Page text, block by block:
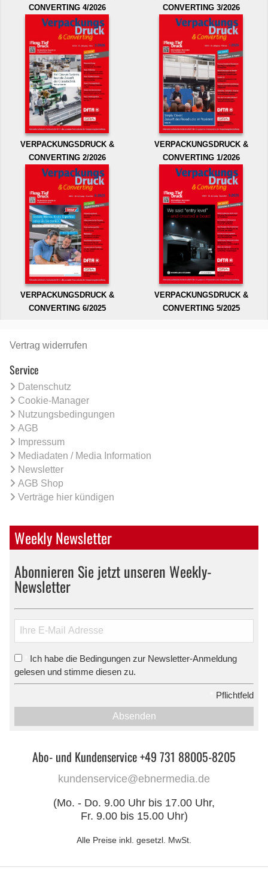
CONVERTING 4/2026
CONVERTING 3/2026
VERPACKUNGSDRUCK &
CONVERTING 2/2026
VERPACKUNGSDRUCK &
CONVERTING 1/2026
VERPACKUNGSDRUCK &
CONVERTING 6/2025
VERPACKUNGSDRUCK &
CONVERTING 5/2025
Vertrag widerrufen
Service
Datenschutz
Cookie-Manager
Nutzungsbedingungen
AGB
Impressum
Mediadaten / Media Information
Newsletter
AGB Shop
Verträge hier kündigen
Weekly Newsletter
Abonnieren Sie jetzt unseren Weekly-
Newsletter
Ich habe die Bedingungen zur Newsletter-Anmeldung
gelesen und stimme diesen zu.
Pflichtfeld
Absenden
Abo- und Kundenservice +49 731 88005-8205
kundenservice@ebnermedia.de
(Mo. - Do. 9.00 Uhr bis 17.00 Uhr,
Fr. 9.00 bis 15.00 Uhr)
Alle Preise inkl. gesetzl. MwSt.